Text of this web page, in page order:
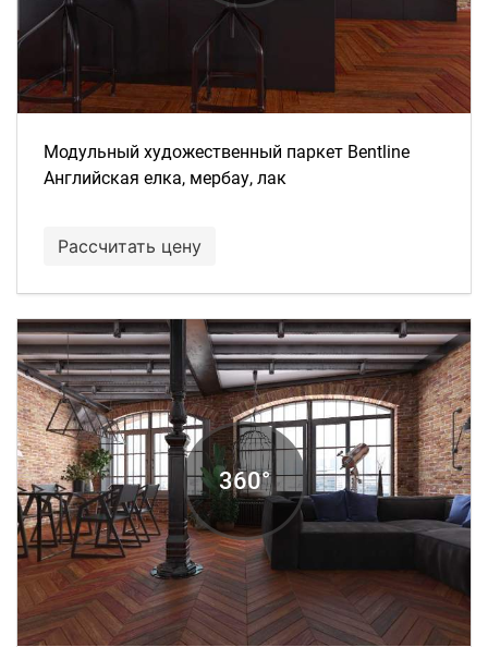
Модульный художественный паркет Bentline
Английская елка, мербау, лак
Рассчитать цену